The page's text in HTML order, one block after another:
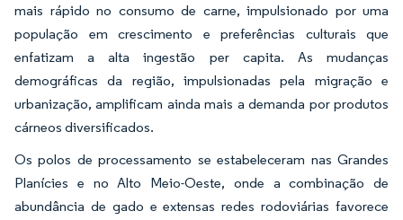
mais rápido no consumo de carne, impulsionado por uma
população em crescimento e preferências culturais que
enfatizam a alta ingestão per capita. As mudanças
demográficas da região, impulsionadas pela migração e
urbanização, amplificam ainda mais a demanda por produtos
cárneos diversificados.
Os polos de processamento se estabeleceram nas Grandes
Planícies e no Alto Meio-Oeste, onde a combinação de
abundância de gado e extensas redes rodoviárias favorece